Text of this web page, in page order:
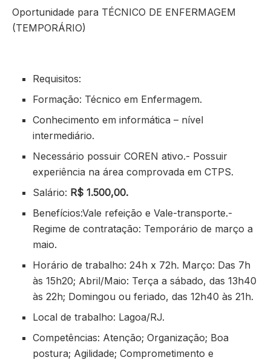
Oportunidade para TÉCNICO DE ENFERMAGEM
(TEMPORÁRIO)
Requisitos:
Formação: Técnico em Enfermagem.
Conhecimento em informática – nível
intermediário.
Necessário possuir COREN ativo.- Possuir
experiência na área comprovada em CTPS.
Salário: R$ 1.500,00.
Benefícios:Vale refeição e Vale-transporte.-
Regime de contratação: Temporário de março a
maio.
Horário de trabalho: 24h x 72h. Março: Das 7h
às 15h20; Abril/Maio: Terça a sábado, das 13h40
às 22h; Domingou ou feriado, das 12h40 às 21h.
Local de trabalho: Lagoa/RJ.
Competências: Atenção; Organização; Boa
postura; Agilidade; Comprometimento e